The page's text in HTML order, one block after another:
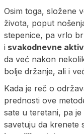
Osim toga, složene
života, poput
stepenice, pa vrlo
i svakodnevne
da već nakon
bolje držanje, ali i
Kada je reč o
prednosti ove
sate u teretani, pa
savetuju da krenete